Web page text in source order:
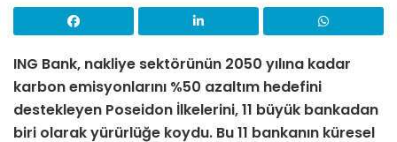
ING Bank, nakliye sektörünün 2050 yılına kadar
karbon emisyonlarını %50 azaltım hedefini
destekleyen Poseidon İlkelerini, 11 büyük bankadan
biri olarak yürürlüğe koydu. Bu 11 bankanın küresel